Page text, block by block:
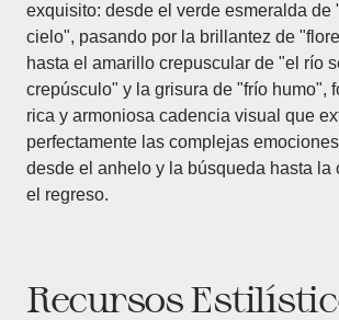
exquisito: desde el verde esmeralda de
cielo", pasando por la brillantez de
hasta el amarillo crepuscular de "el río
crepúsculo" y la grisura de "frío humo",
rica y armoniosa cadencia visual que
perfectamente las complejas
desde el anhelo y la búsqueda hasta la
el regreso.
Recursos